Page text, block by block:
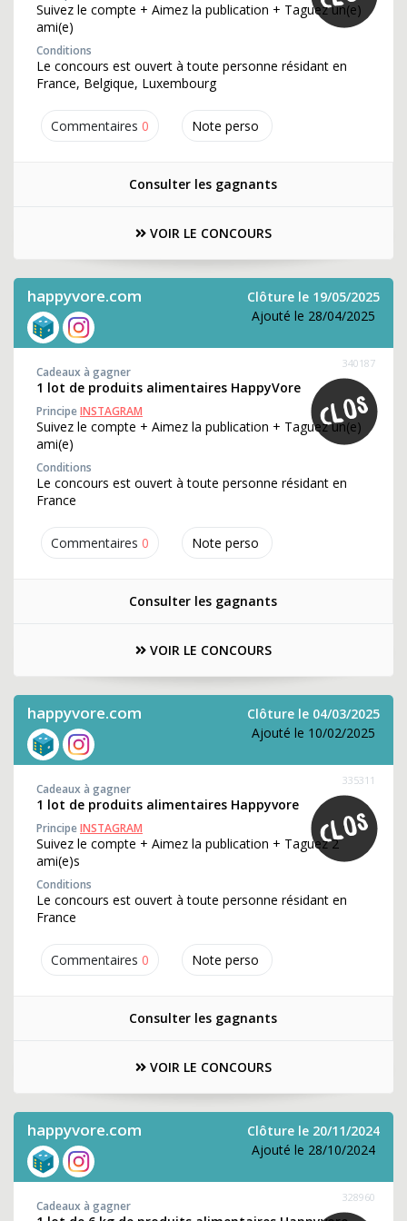
Commentaires 0 Note perso
Suivez le compte + Aimez la publication + Taguez un(e)
ami(e)
Conditions
Le concours est ouvert à toute personne résidant en
France, Belgique, Luxembourg
Consulter les gagnants
VOIR LE CONCOURS
happyvore.com
Clôture le 19/05/2025
Ajouté le 28/04/2025
Commentaires 0 Note perso
340187
Cadeaux à gagner
1 lot de produits alimentaires HappyVore
PrincipeINSTAGRAM
Suivez le compte + Aimez la publication + Taguez un(e)
ami(e)
Conditions
Le concours est ouvert à toute personne résidant en
France
Consulter les gagnants
VOIR LE CONCOURS
happyvore.com
Clôture le 04/03/2025
Ajouté le 10/02/2025
Commentaires 0 Note perso
335311
Cadeaux à gagner
1 lot de produits alimentaires Happyvore
PrincipeINSTAGRAM
Suivez le compte + Aimez la publication + Taguez 2
ami(e)s
Conditions
Le concours est ouvert à toute personne résidant en
France
Consulter les gagnants
VOIR LE CONCOURS
happyvore.com
Clôture le 20/11/2024
Ajouté le 28/10/2024
328960
Cadeaux à gagner